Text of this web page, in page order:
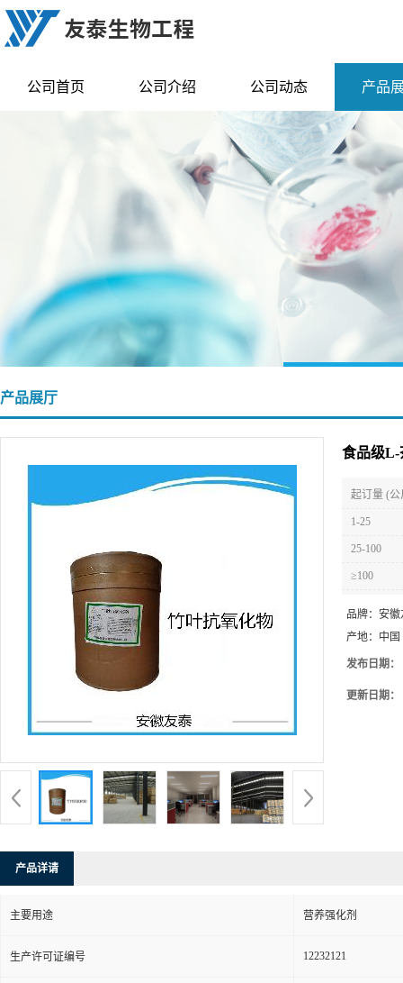
公司首页 公司介绍 公司动态 产品
产品展厅
食品级L-
起订量 (公
1-25
25-100
≥100
品牌： 安徽
产地： 中国
发布日期：
更新日期：
产品详请
主要用途 营养强化剂
生产许可证编号 12232121